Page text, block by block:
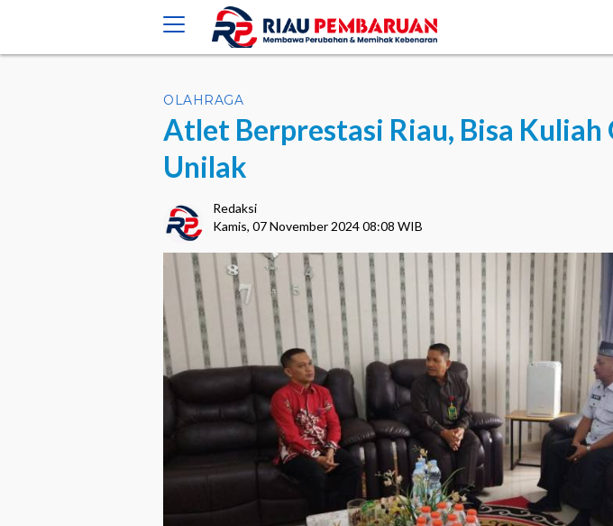
OLAHRAGA
Atlet Berprestasi Riau, Bisa Kuliah
Unilak
Redaksi
Kamis, 07 November 2024 08:08 WIB